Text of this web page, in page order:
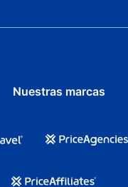
Nuestras marcas